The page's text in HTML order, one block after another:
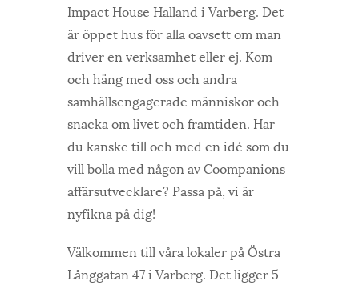
Impact House Halland i Varberg. Det
är öppet hus för alla oavsett om man
driver en verksamhet eller ej. Kom
och häng med oss och andra
samhällsengagerade människor och
snacka om livet och framtiden. Har
du kanske till och med en idé som du
vill bolla med någon av Coompanions
affärsutvecklare? Passa på, vi är
nyfikna på dig!
Välkommen till våra lokaler på Östra
Långgatan 47 i Varberg. Det ligger 5